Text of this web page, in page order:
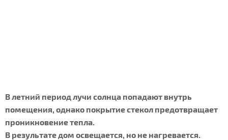
В летний период лучи солнца попадают внутрь
помещения, однако покрытие стекол предотвращает
проникновение тепла.
В результате дом освещается, но не нагревается.